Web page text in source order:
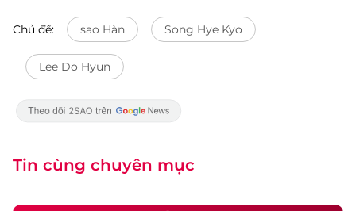
Chủ đề: sao Hàn Song Hye Kyo
Lee Do Hyun
Tin cùng chuyên mục